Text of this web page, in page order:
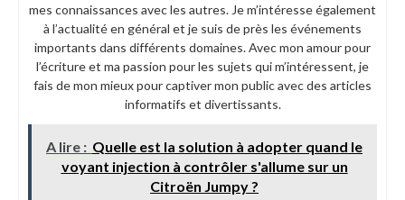
mes connaissances avec les autres. Je m’intéresse également
à l’actualité en général et je suis de près les événements
importants dans différents domaines. Avec mon amour pour
l’écriture et ma passion pour les sujets qui m’intéressent, je
fais de mon mieux pour captiver mon public avec des articles
informatifs et divertissants.
A lire : Quelle est la solution à adopter quand le
voyant injection à contrôler s'allume sur un
Citroën Jumpy ?